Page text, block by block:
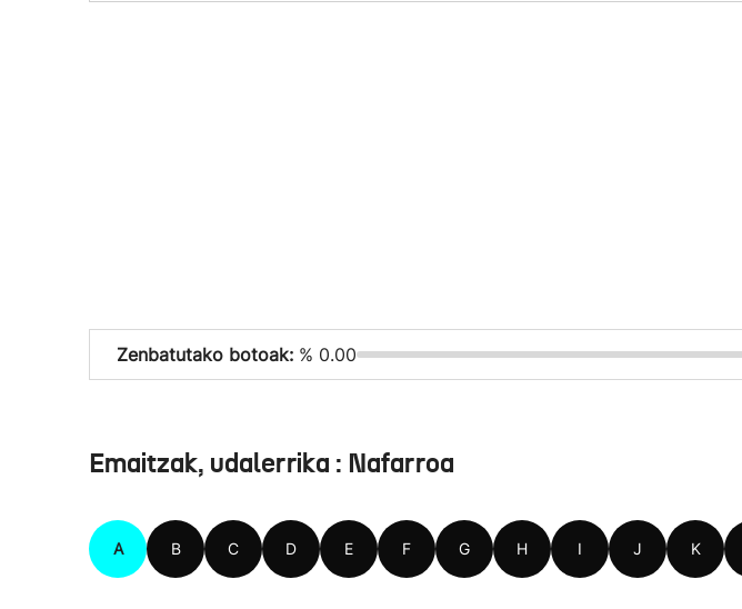
Zenbatutako botoak: % 0.00
Emaitzak, udalerrika : Nafarroa
A B C D E F G H I J K